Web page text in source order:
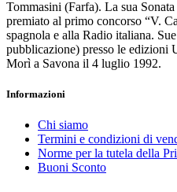
Tommasini (Farfa). La sua
premiato al primo concorso “V.
spagnola e alla Radio italiana.
pubblicazione) presso le edizioni
Morì a Savona il 4 luglio 1992.
Informazioni
Chi siamo
Termini e condizioni di
Norme per la tutela della
Buoni Sconto